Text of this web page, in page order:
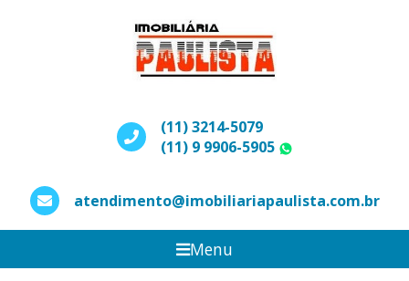
(11) 3214-5079
(11) 9 9906-5905
atendimento@imobiliariapaulista.com.br
Menu